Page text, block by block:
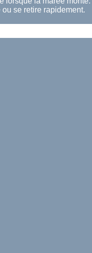
se retire rapidement.